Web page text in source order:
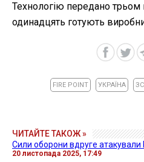
Технологію передано
одинадцять готують
FIRE POINT УКРАЇНА
ЧИТАЙТЕ ТАКОЖ »
Сили оборони вдруге
20 листопада 2025, 17:49